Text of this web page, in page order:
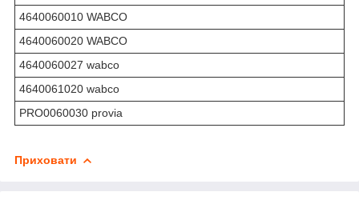
4640060010 WABCO
4640060020 WABCO
4640060027 wabco
4640061020 wabco
PRO0060030 provia
Приховати